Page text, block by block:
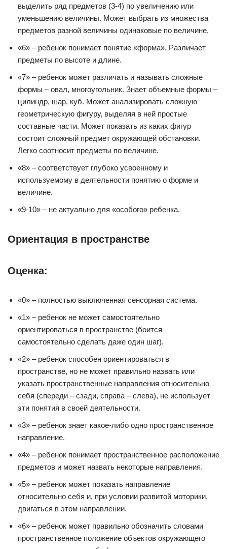
выделить ряд предметов (3-4) по увеличению или
уменьшению величины. Может выбрать из множества
предметов разной величины одинаковые по величине.
«6» – ребенок понимает понятие «форма». Различает
предметы по высоте и длине.
«7» – ребенок может различать и называть сложные
формы – овал, многоугольник. Знает объемные формы –
цилиндр, шар, куб. Может анализировать сложную
геометрическую фигуру, выделяя в ней простые
составные части. Может показать из каких фигур
состоит сложный предмет окружающей обстановки.
Легко соотносит предметы по величине.
«8» – соответствует глубоко усвоенному и
используемому в деятельности понятию о форме и
величине.
«9-10» – не актуально для «особого» ребенка.
Ориентация в пространстве
Оценка:
«0» – полностью выключенная сенсорная система.
«1» – ребенок не может самостоятельно
ориентироваться в пространстве (боится
самостоятельно сделать даже один шаг).
«2» – ребенок способен ориентироваться в
пространстве, но не может правильно назвать или
указать пространственные направления относительно
себя (спереди – сзади, справа – слева), не использует
эти понятия в своей деятельности.
«3» – ребенок знает какое-либо одно пространственное
направление.
«4» – ребенок понимает пространственное расположение
предметов и может назвать некоторые направления.
«5» – ребенок может показать направление
относительно себя и, при условии развитой моторики,
двигаться в этом направлении.
«6» – ребенок может правильно обозначить словами
пространственное положение объектов окружающего